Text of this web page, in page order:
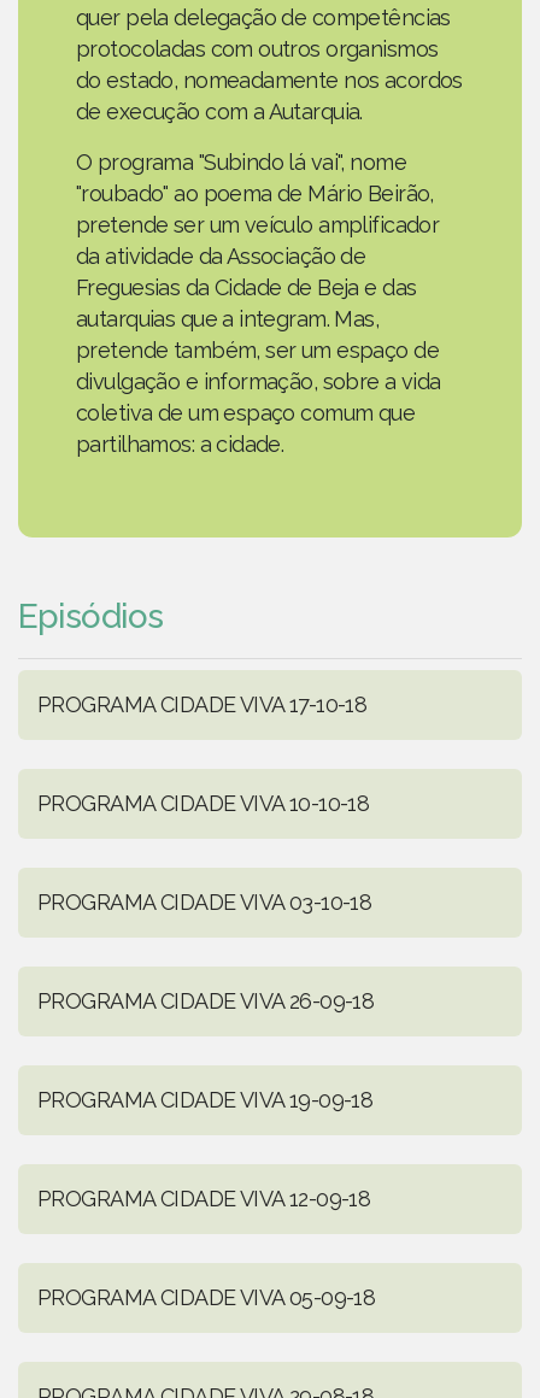
quer pela delegação de competências
protocoladas com outros organismos
do estado, nomeadamente nos acordos
de execução com a Autarquia.
O programa "Subindo lá vai", nome
"roubado" ao poema de Mário Beirão,
pretende ser um veículo amplificador
da atividade da Associação de
Freguesias da Cidade de Beja e das
autarquias que a integram. Mas,
pretende também, ser um espaço de
divulgação e informação, sobre a vida
coletiva de um espaço comum que
partilhamos: a cidade.
Episódios
PROGRAMA CIDADE VIVA 17-10-18
PROGRAMA CIDADE VIVA 10-10-18
PROGRAMA CIDADE VIVA 03-10-18
PROGRAMA CIDADE VIVA 26-09-18
PROGRAMA CIDADE VIVA 19-09-18
PROGRAMA CIDADE VIVA 12-09-18
PROGRAMA CIDADE VIVA 05-09-18